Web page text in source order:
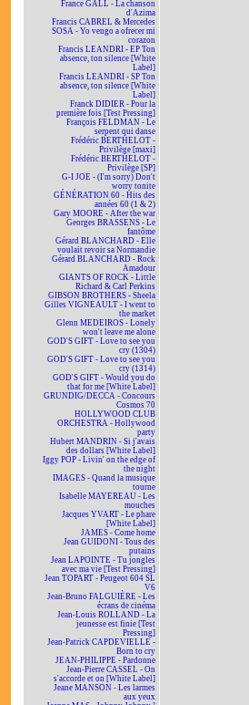
France GALL - La chanson
d'Azima
Francis CABREL & Mercedes
SOSA - Yo vengo a ofrecer mi
corazon
Francis LEANDRI - EP Ton
absence, ton silence [White
Label]
Francis LEANDRI - SP Ton
absence, ton silence [White
Label]
Franck DIDIER - Pour la
première fois [Test Pressing]
François FELDMAN - Le
serpent qui danse
Frédéric BERTHELOT -
Privilège [maxi]
Frédéric BERTHELOT -
Privilège [SP]
G-I JOE - (I'm sorry) Don't
worry tonite
GÉNÉRATION 60 - Hits des
années 60 (1 & 2)
Gary MOORE - After the war
Georges BRASSENS - Le
fantôme
Gérard BLANCHARD - Elle
voulait revoir sa Normandie
Gérard BLANCHARD - Rock
Amadour
GIANTS OF ROCK - Little
Richard & Carl Perkins
GIBSON BROTHERS - Sheela
Gilles VIGNEAULT - I went to
the market
Glenn MEDEIROS - Lonely
won't leave me alone
GOD'S GIFT - Love to see you
cry (1304)
GOD'S GIFT - Love to see you
cry (1314)
GOD'S GIFT - Would you do
that for me [White Label]
GRUNDIG/DECCA - Concours
Cosmos 70
HOLLYWOOD CLUB
ORCHESTRA - Hollywood
party
Hubert MANDRIN - Si j'avais
des dollars [White Label]
Iggy POP - Livin' on the edge of
the night
IMAGES - Quand la musique
tourne
Isabelle MAYEREAU - Les
mouches
Jacques YVART - Le phare
[White Label]
JAMES - Come home
Jean GUIDONI - Tous des
putains
Jean LAPOINTE - Tu jongles
avec ma vie [Test Pressing]
Jean TOPART - Peugeot 604 SL
V6
Jean-Bruno FALGUIÈRE - Les
écrans de cinéma
Jean-Louis ROLLAND - La
jeunesse est finie [Test
Pressing]
Jean-Patrick CAPDEVIELLE -
Born to cry
JEAN-PHILIPPE - Pardonne
Jean-Pierre CASSEL - On
s'accorde et on [White Label]
Jeane MANSON - Les larmes
aux yeux